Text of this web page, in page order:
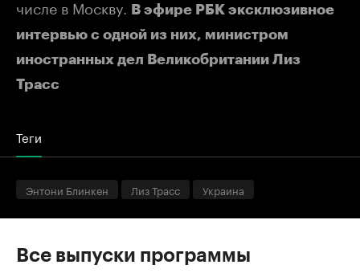
числе в Москву.
В эфире РБК эксклюзивное
интервью с одной из них, министром
иностранных дел Великобритании Лиз
Трасс
Теги
Энтони Блинкен Лиз Трасс Украина
Все выпуски программы